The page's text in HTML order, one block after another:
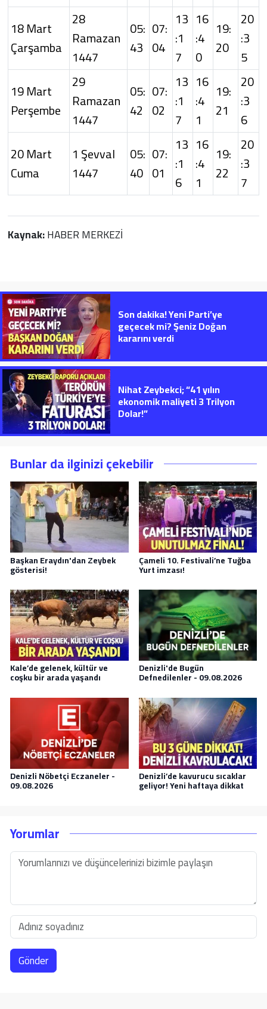
18 Mart
Çarşamba
28
Ramazan
1447
05:
43
07:
04
13
:1
7
16
:4
0
19:
20
20
:3
5
19 Mart
Perşembe
29
Ramazan
1447
05:
42
07:
02
13
:1
7
16
:4
1
19:
21
20
:3
6
20 Mart
Cuma
1 Şevval
1447
05:
40
07:
01
13
:1
6
16
:4
1
19:
22
20
:3
7
Kaynak:HABER MERKEZİ
Son dakika! Yeni Parti’ye
geçecek mi? Şeniz Doğan
kararını verdi
Nihat Zeybekci; “41 yılın
ekonomik maliyeti 3 Trilyon
Dolar!”
Bunlar da ilginizi çekebilir
Başkan Eraydın'dan Zeybek
gösterisi!
Çameli 10. Festivali’ne Tuğba
Yurt imzası!
Kale’de gelenek, kültür ve
coşku bir arada yaşandı
Denizli'de Bugün
Defnedilenler - 09.08.2026
Denizli Nöbetçi Eczaneler -
09.08.2026
Denizli’de kavurucu sıcaklar
geliyor! Yeni haftaya dikkat
Yorumlar
Gönder